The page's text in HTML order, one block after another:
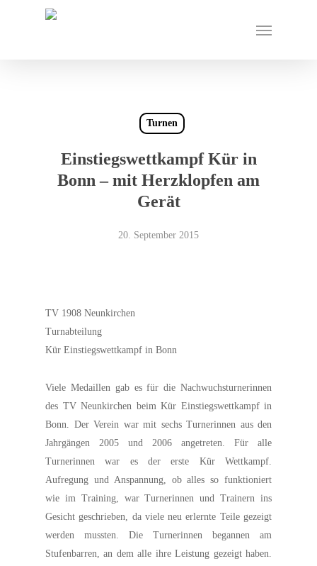
Menu
Turnen
Einstiegswettkampf Kür in
Bonn – mit Herzklopfen am
Gerät
20. September 2015
TV 1908 Neunkirchen
Turnabteilung
Kür Einstiegswettkampf in Bonn
Viele Medaillen gab es für die Nachwuchsturnerinnen
des TV Neunkirchen beim Kür Einstiegswettkampf in
Bonn. Der Verein war mit sechs Turnerinnen aus den
Jahrgängen 2005 und 2006 angetreten. Für alle
Turnerinnen war es der erste Kür Wettkampf.
Aufregung und Anspannung, ob alles so funktioniert
wie im Training, war Turnerinnen und Trainern ins
Gesicht geschrieben, da viele neu erlernte Teile gezeigt
werden mussten. Die Turnerinnen begannen am
Stufenbarren, an dem alle ihre Leistung gezeigt haben.